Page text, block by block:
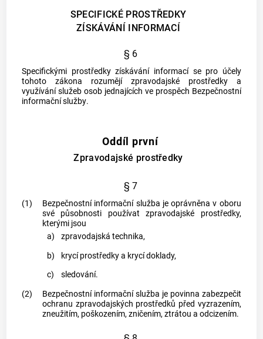
SPECIFICKÉ PROSTŘEDKY
ZÍSKÁVÁNÍ INFORMACÍ
§ 6
Specifickými prostředky získávání informacíse pro účely
tohoto zákona rozumějí zpravodajské prostředky a
využívání služebosob jednajících ve prospěch Bezpečnostní
informační služby.
Oddíl první
Zpravodajské prostředky
§ 7
(1)
Bezpečnostní informační služba je oprávněna v oboru
své působnosti používat zpravodajské prostředky,
kterými jsou
a)
zpravodajská technika,
b)
krycí prostředky a krycí doklady,
c)
sledování.
(2)
Bezpečnostní informační služba je povinna zabezpečit
ochranu zpravodajských prostředků před vyzrazením,
zneužitím, poškozením, zničením, ztrátou a odcizením.